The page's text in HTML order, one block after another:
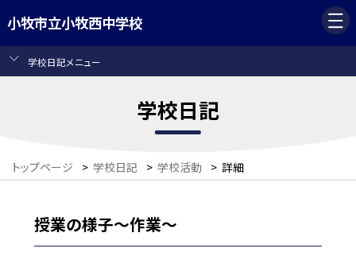
小牧市立小牧西中学校
学校日記メニュー
学校日記
トップページ > 学校日記 > 学校活動 > 詳細
授業の様子〜作業〜